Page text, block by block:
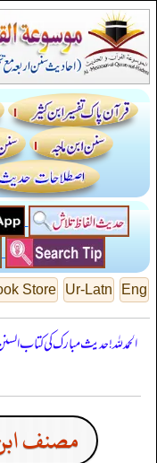
Eng
Ur-Latn
Store
الحمدللہ! حدیث مبارک کی کتاب
مصنف